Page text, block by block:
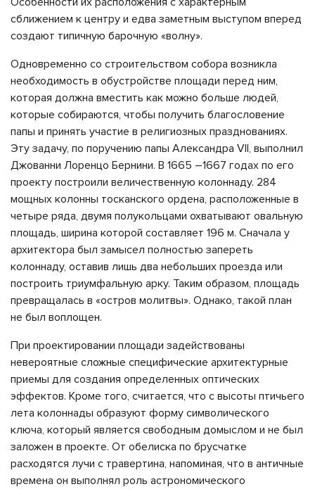
сближением к центру и едва заметным выступом вперед
создают типичную барочную «волну».
Одновременно со строительством собора возникла
необходимость в обустройстве площади перед ним,
которая должна вместить как можно больше людей,
которые собираются, чтобы получить благословение
папы и принять участие в религиозных празднованиях.
Эту задачу, по поручению папы Александра VII, выполнил
Джованни Лоренцо Бернини. В 1665 –1667 годах по его
проекту построили величественную колоннаду. 284
мощных колонны тосканского ордена, расположенные в
четыре ряда, двумя полукольцами охватывают овальную
площадь, ширина которой составляет 196 м. Сначала у
архитектора был замысел полностью запереть
колоннаду, оставив лишь два небольших проезда или
построить триумфальную арку. Таким образом, площадь
превращалась в «остров молитвы». Однако, такой план
не был воплощен.
При проектировании площади задействованы
невероятные сложные специфические архитектурные
приемы для создания определенных оптических
эффектов. Кроме того, считается, что с высоты птичьего
лета колоннады образуют форму символического
ключа, который является свободным домыслом и не был
заложен в проекте. От обелиска по брусчатке
расходятся лучи с травертина, напоминая, что в античные
времена он выполнял роль астрономического